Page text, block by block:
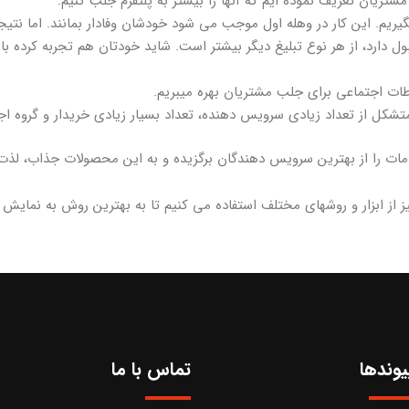
این کار در وهله اول موجب می شود خودشان وفادار بمانند. اما
دارد، از هر نوع تبلیغ دیگر بیشتر است. شاید خودتان هم تجربه کرده
اجتماعی برای جلب مشتریان بهره میبریم.
از تعداد زیادی سرویس دهنده، تعداد بسیار زیادی خریدار و گروه
را از بهترین سرویس دهندگان برگزیده و به این محصولات جذاب،
از ابزار و روشهای مختلف استفاده می کنیم تا به بهترین روش به
تماس با ما